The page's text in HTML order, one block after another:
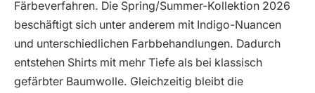
Färbeverfahren. Die Spring/Summer-Kollektion 2026
beschäftigt sich unter anderem mit Indigo-Nuancen
und unterschiedlichen Farbbehandlungen. Dadurch
entstehen Shirts mit mehr Tiefe als bei klassisch
gefärbter Baumwolle. Gleichzeitig bleibt die